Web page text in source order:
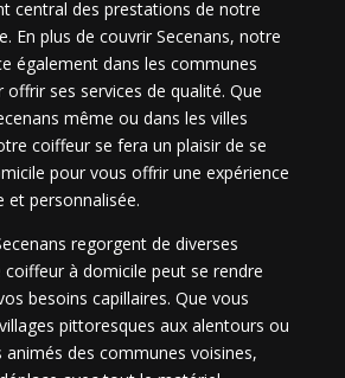
central des prestations de notre
En plus de couvrir Secenans, notre
également dans les communes
ses services de qualité. Que
même ou dans les villes
coiffeur se fera un plaisir de se
pour vous offrir une expérience
et personnalisée.
regorgent de diverses
à domicile peut se rendre
besoins capillaires. Que vous
pittoresques aux alentours ou
animés des communes voisines,